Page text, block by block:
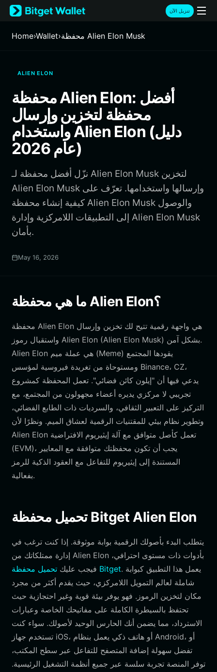
English
日本語
Русский
Italiano
Deutsch
简体中文
繁體中文
Português (Portugal)
Bahasa Indonesia
ภาษาไทย
বাংলা
Español
Português (Brasil)
Español (Argentina)
تنزيل الآن
Home›Wallet› محفظة Alien Elon Musk
ALIEN ELON
محفظة Alien Elon: أفضل
محفظة لتخزين وإرسال
واستخدام Alien Elon (دليل
عام 2026)
نزّل أفضل محفظة لـ Alien Elon Musk لتخزين
Alien Elon Musk وإرسالها واستخدامها. تعرّف على
كيفية إنشاء محفظة Alien Elon Musk والوصول
إلى التطبيقات اللامركزية وإدارة Alien Elon Musk
بأمان.
May 16, 2026
ما هي محفظة Alien Elon؟
محفظة Alien Elon هي واجهة رقمية تتيح لك تخزين وإرسال
واستقبال رموز Alien Elon (Alien Elon Musk) بشكل آمن.
Alien Elon هي عملة ميم (Meme) يقودها المجتمع
ومستوحاة من تغريدة فيروسية لمؤسس Binance، CZ،
يدعي فيها أن "إيلون كائن فضائي". تعمل المحفظة كمشروع
تجريبي لا مركزي يديره أعضاء مجهولون من المجتمع، مع
التركيز على التعبير الثقافي، والسرديات ذات الطابع الفضائي،
وتطوير نظام بيئي للمقتنيات الرقمية لعشاق الميم. ونظرًا لأن
Alien Elon تعمل كأصل متوافق مع آلة إيثيريوم الافتراضية
(EVM)، يجب أن تكون محفظتك متوافقة مع المعايير
المستندة إلى إيثيريوم للتفاعل مع العقود الذكية للرمز
بفعالية.
تحميل محفظة Bitget Alien Elon
يتطلب البدء بأصولك الرقمية بوابة موثوقة. إذا كنت ترغب في
إدارة ممتلكاتك من Alien Elon بأدوات ذات مستوى احترافي،
فيجب عليك تحميل محفظة Bitget. يعمل هذا التطبيق كبوابة
شاملة لعالم التمويل اللامركزي، حيث يقدم أكثر من مجرد
مكان لتخزين الرموز. فهو يوفر بيئة قوية وغير احتجازية حيث
تحتفظ بالسيطرة الكاملة على مفاتيحك الخاصة وعبارات
الاسترداد، مما يضمن أنك الحارس الوحيد لأصولك. سواء كنت
تستخدم جهاز iOS، أو هاتف ذكي يعمل بنظام Android، أو
تفضل سهولة إضافة المتصفح للتفاعل عبر سطح المكتب،
توفر المنصة تجربة سلسة عبر جميع أنظمة التشغيل الرئيسية.